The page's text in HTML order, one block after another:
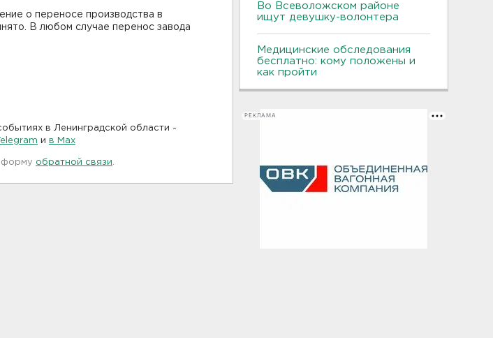
о переносе производства в
В любом случае перенос завода
в Ленинградской области -
и в Maх
форму обратной связи
Во Всеволожском районе
ищут девушку-волонтера
Медицинские обследования
бесплатно: кому положены и
как пройти
РЕКЛАМА